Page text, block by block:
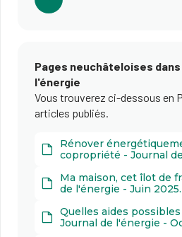
Pages neuchâteloises
l'énergie
Vous trouverez ci-dessous en
articles publiés.
Rénover
copropriété - Journal
Ma maison, cet îlot de
de l'énergie - Juin
Quelles aides
Journal de l'énergie -